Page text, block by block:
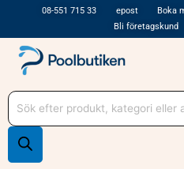
till
innehåll
08-551 715 33 epost Boka
Bli företagskund
Produktsökning